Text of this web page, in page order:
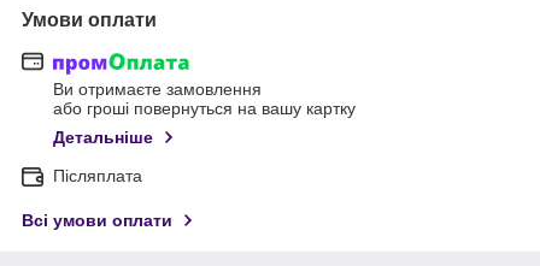
Умови оплати
Ви отримаєте замовлення
або гроші повернуться на вашу картку
Детальніше
Післяплата
Всі умови оплати